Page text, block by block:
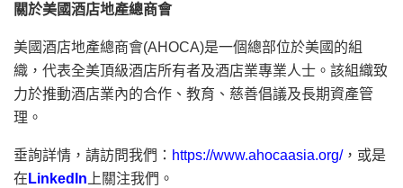
關於美國酒店地產總商會
美國酒店地產總商會(AHOCA)是一個總部位於美國的組
織，代表全美頂級酒店所有者及酒店業專業人士。該組織致
力於推動酒店業內的合作、教育、慈善倡議及長期資產管
理。
垂詢詳情，請訪問我們： https://www.ahocaasia.org/，或是
在 LinkedIn上關注我們。